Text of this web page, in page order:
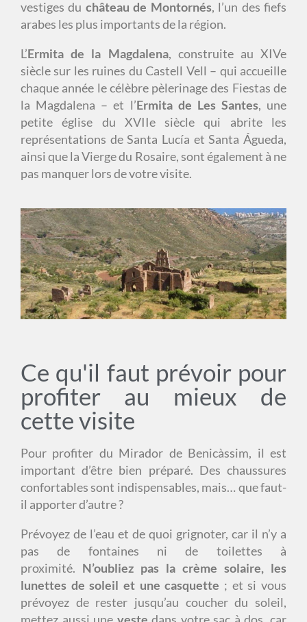
vestiges du château de Montornés, l’un des fiefs
arabes les plus importants de la région.
L’Ermita de la Magdalena, construite au XIVe
siècle sur les ruines du Castell Vell – qui accueille
chaque année le célèbre pèlerinage des Fiestas de
la Magdalena – et l’Ermita de Les Santes, une
petite église du XVIIe siècle qui abrite les
représentations de Santa Lucía et Santa Águeda,
ainsi que la Vierge du Rosaire, sont également à ne
pas manquer lors de votre visite.
Ce qu'il faut prévoir pour
profiter au mieux de
cette visite
Pour profiter du Mirador de Benicàssim, il est
important d’être bien préparé. Des chaussures
confortables sont indispensables, mais… que faut-
il apporter d’autre ?
Prévoyez de l’eau et de quoi grignoter, car il n’y a
pas de fontaines ni de toilettes à
proximité. N’oubliez pas la crème solaire, les
lunettes de soleil et une casquette ; et si vous
prévoyez de rester jusqu’au coucher du soleil,